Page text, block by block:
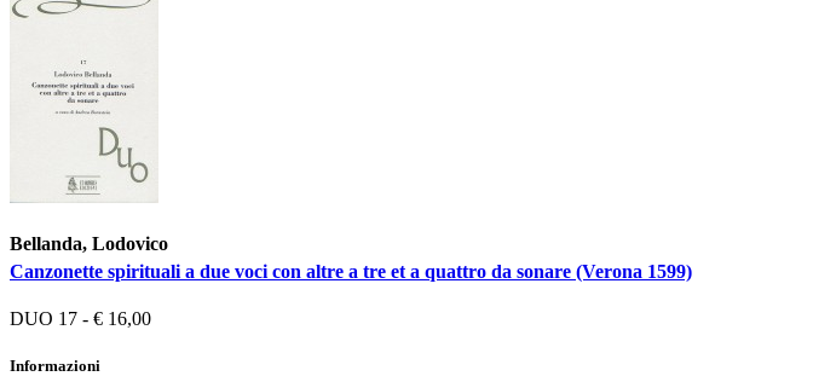
Bellanda, Lodovico
Canzonette spirituali a due voci con altre a tre et a quattro da sonare (Verona 1599)
DUO 17 - € 16,00
Informazioni